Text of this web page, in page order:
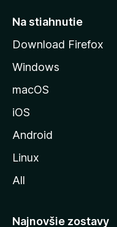
r
n
k
o
z
l
Na stiahnutie
Download Firefox
Windows
macOS
iOS
Android
Linux
All
Najnovšie zostavy